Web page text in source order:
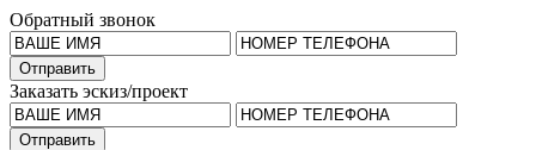
Обратный звонок
Заказать эскиз/проект